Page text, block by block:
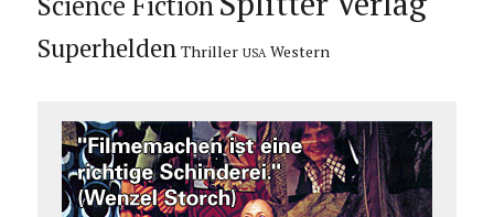
Superhelden Thriller USA Western